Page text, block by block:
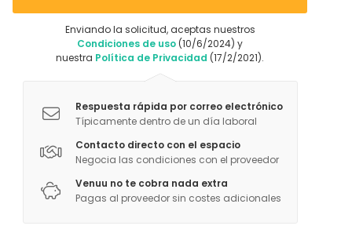
Casa rural
Espacio al aire libre
Jardín / Patio
Casa tradicional / Finca
Actividades
Actividades al aire libre
Enviando la solicitud, aceptas nuestros
Condiciones de uso (10/6/2024) y
nuestra Política de Privacidad (17/2/2021).
Respuesta rápida por correo electrónico
Típicamente dentro de un día laboral
Contacto directo con el espacio
Negocia las condiciones con el proveedor
Venuu no te cobra nada extra
Pagas al proveedor sin costes adicionales